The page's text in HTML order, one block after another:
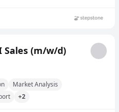
(m/w/d)
Market Analysis
+2